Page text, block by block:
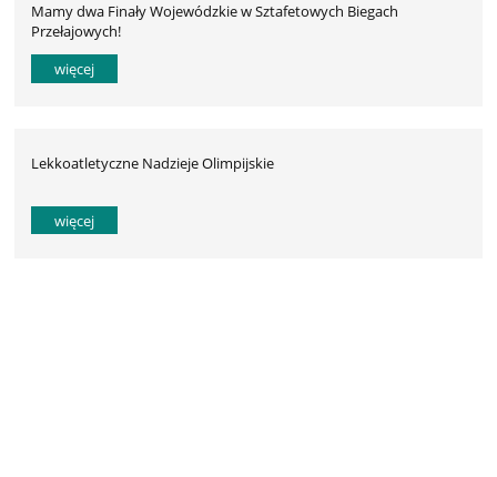
Mamy dwa Finały Wojewódzkie w Sztafetowych Biegach
Przełajowych!
więcej
Lekkoatletyczne Nadzieje Olimpijskie
więcej